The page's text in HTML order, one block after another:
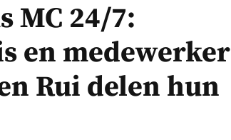
MC 24/7:
en medewerker
Rui delen hun